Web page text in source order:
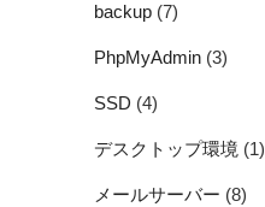
backup (7)
PhpMyAdmin (3)
SSD (4)
デスクトップ環境 (1)
メールサーバー (8)